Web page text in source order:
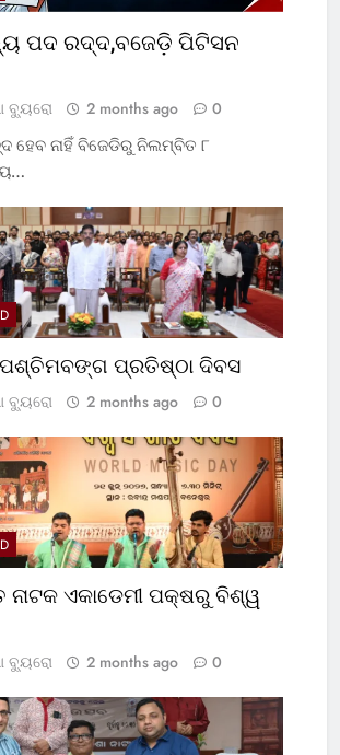
ପଦ ରଦ୍ଦ,ବଜେଡ଼ି ପିଟିସନ
ବ୍ୟୁରୋ 2 months ago 0
ହେବ ନାହିଁ ବିଜେଡିରୁ ନିଲମ୍ବିତ ୮
ପଶ୍ଚିମବଙ୍ଗ ପ୍ରତିଷ୍ଠା ଦିବସ
ବ୍ୟୁରୋ 2 months ago 0
ନାଟକ ଏକାଡେମୀ ପକ୍ଷରୁ ବିଶ୍ୱ
ବ୍ୟୁରୋ 2 months ago 0